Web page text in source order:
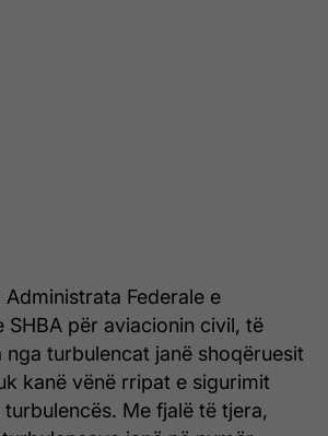
Federale e
SHBA për aviacionin civil, të
turbulencat janë shoqëruesit
kanë vënë rripat e sigurimit
Me fjalë të tjera,